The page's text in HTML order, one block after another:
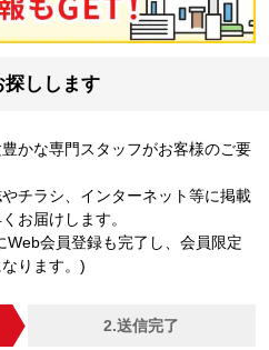
探しします
かな専門スタッフがお客様のご要
チラシ、インターネット等に掲載
お届けします。
会員登録も完了し、会員限定
ります。)
2.送信完了